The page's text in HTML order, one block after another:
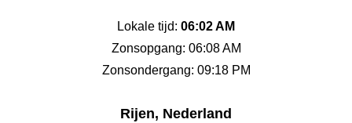
Lokale tijd: 06:02 AM
Zonsopgang: 06:08 AM
Zonsondergang: 09:18 PM
Rijen, Nederland